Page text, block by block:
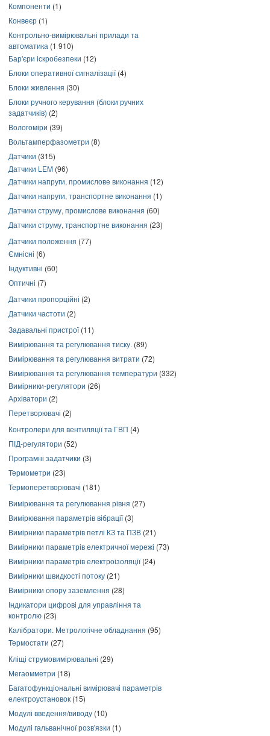
Компоненти (1)
Конвеєр (1)
Контрольно-вимірювальні прилади та
автоматика (1 910)
Бар'єри іскробезпеки (12)
Блоки оперативної сигналізації(4)
Блоки живлення (30)
Блоки ручного керування (блоки ручних
задатчиків) (2)
Вологоміри (39)
Вольтамперфазометри (8)
Датчики (315)
Датчики LEM (96)
Датчики напруги, промислове виконання (12)
Датчики напруги, транспортне виконання (1)
Датчики струму, промислове виконання (60)
Датчики струму, транспортне виконання (23)
Датчики положення (77)
Ємнісні (6)
Індуктивні (60)
Оптичні (7)
Датчики пропорційні (2)
Датчики частоти (2)
Задавальні пристрої(11)
Вимірювання та регулювання тиску. (89)
Вимірювання та регулювання витрати (72)
Вимірювання та регулювання температури (332)
Вимірники-регулятори (26)
Архіватори (2)
Перетворювачі (2)
Контролери для вентиляції та ГВП (4)
ПІД-регулятори (52)
Програмні задатчики (3)
Термометри (23)
Термоперетворювачі (181)
Вимірювання та регулювання рівня (27)
Вимірювання параметрів вібрації(3)
Вимірники параметрів петлі КЗ та ПЗВ (21)
Вимірники параметрів електричної мережі (73)
Вимірники параметрів електроізоляції(24)
Вимірники швидкості потоку (21)
Вимірники опору заземлення (28)
Індикатори цифрові для управління та
контролю (23)
Калібратори. Метрологічне обладнання (95)
Термостати (27)
Кліщі струмовимірювальні (29)
Мегаомметри (18)
Багатофункціональні вимірювачі параметрів
електроустановок (15)
Модулі введення/виводу (10)
Модулі гальванічної розв'язки (1)